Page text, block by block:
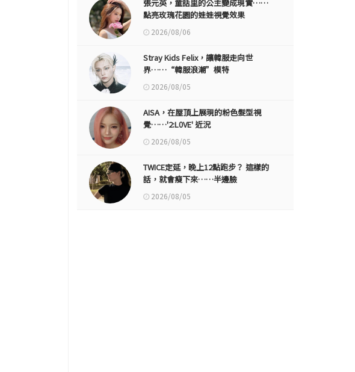
張元英，童話里的公主變成現實……
點亮玫瑰花園的娃娃視覺效果
2026/08/06
Stray Kids Felix，讓韓服走向世
界……“韓服浪潮”模特
2026/08/05
AISA，在屋頂上展現的粉色髮型視
覺……'2:L0VE' 近況
2026/08/05
TWICE定延，晚上12點跑步？ 這樣的
話，就會瘦下來……半邊臉
2026/08/05